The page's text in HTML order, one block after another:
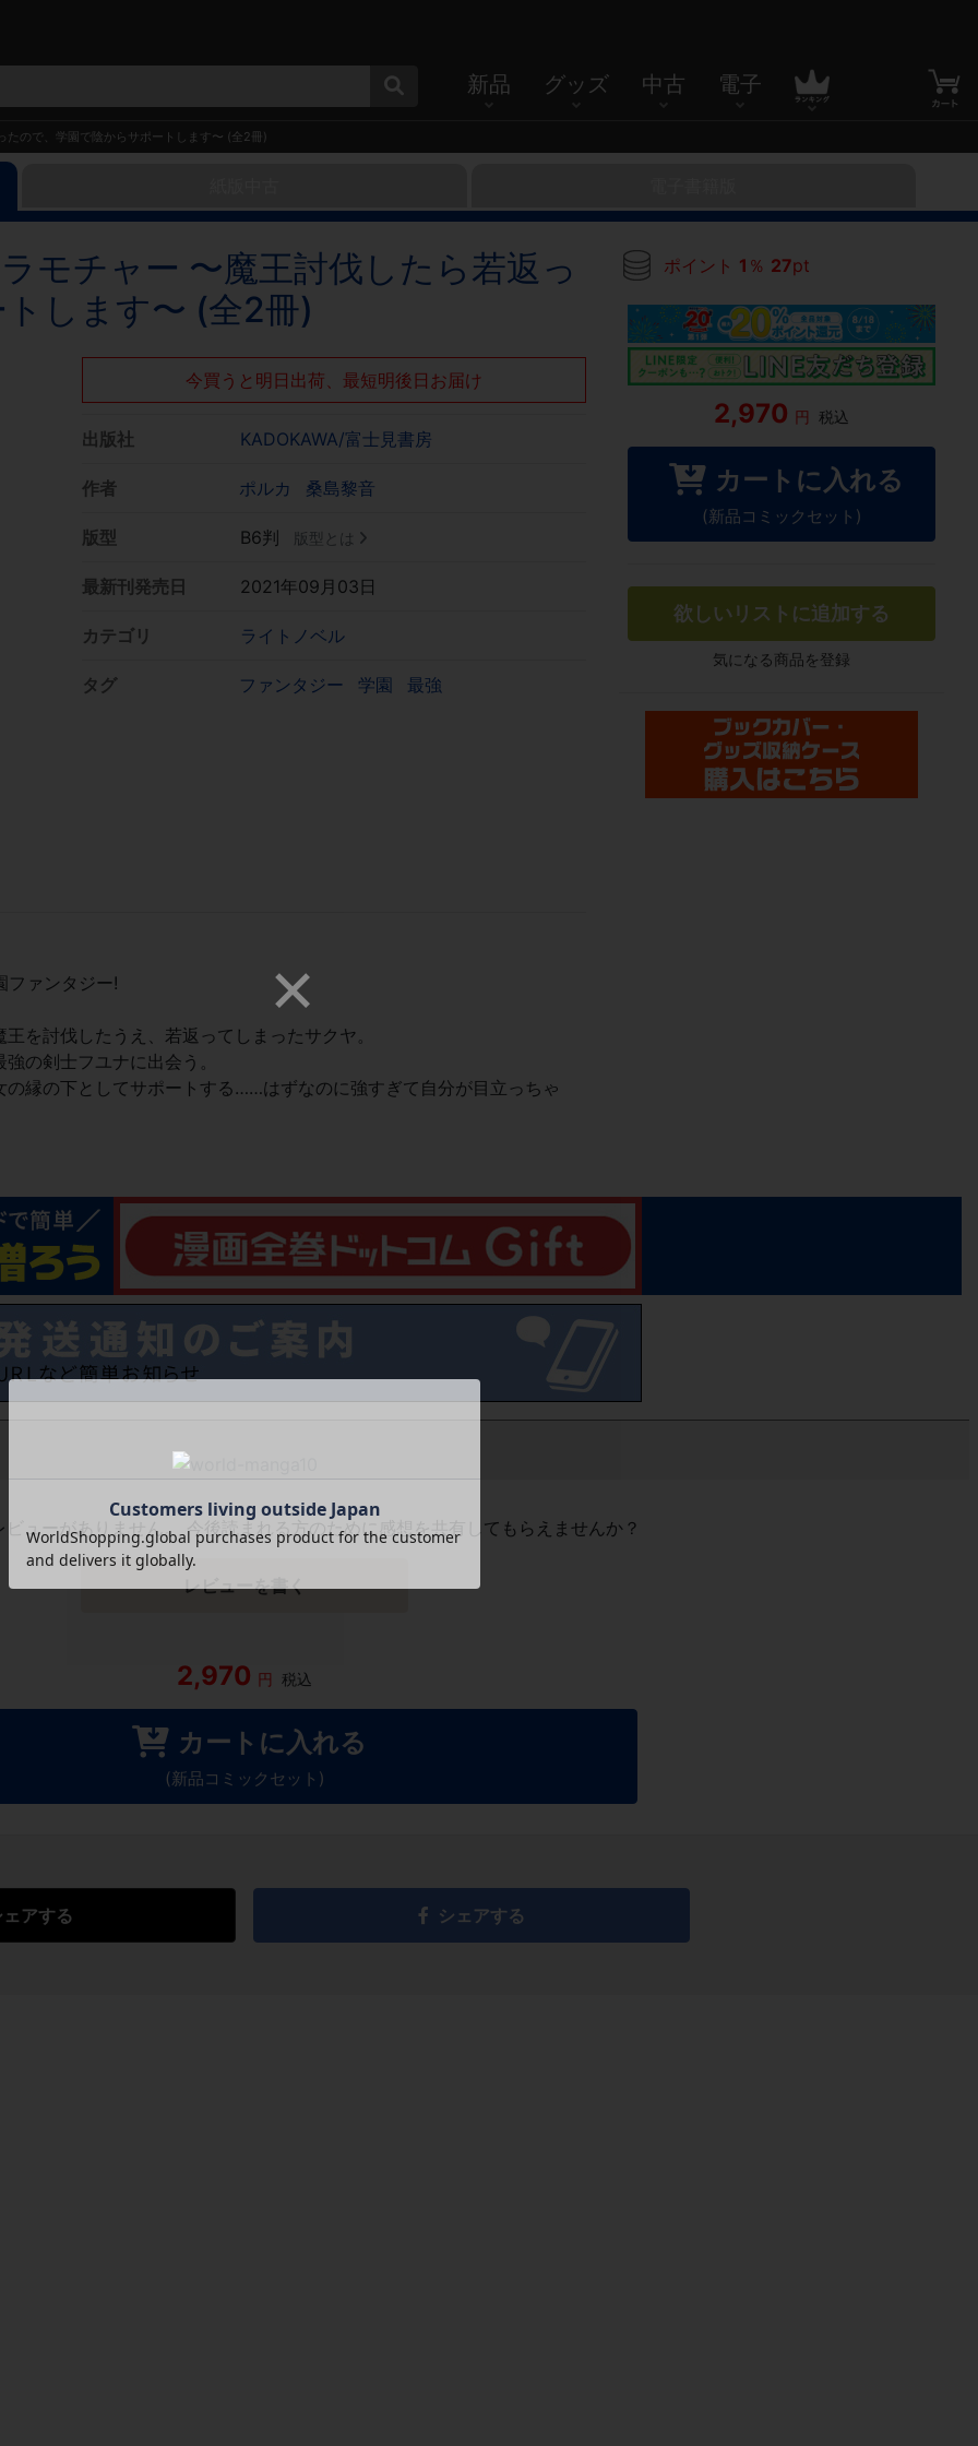
新品 グッズ 中古 電子
ので、学園で陰からサポートします〜 (全2冊)
モチャー 〜魔王討伐したら若返っ
します〜 (全2冊)
今買うと明日出荷、最短明後日お届け
出版社 KADOKAWA/富士見書房
作者 ポルカ 桑島黎音
版型 B6判 版型とは
最新刊発売日 2021年09月03日
カテゴリ ライトノベル
タグ ファンタジー 学園 最強
ファンタジー!
を討伐したうえ、若返ってしまったサクヤ。
の剣士フユナに出会う。
縁の下としてサポートする……はずなのに強すぎて自分が目立っちゃ
ポイント 1 ％ 27pt
2,970 円 税込
カートに入れる
(新品コミックセット)
欲しいリストに追加する
気になる商品を登録
ューがありません。 今後読まれる方のために感想を共有してもらえませんか？
レビューを書く
2,970 円 税込
カートに入れる
(新品コミックセット)
アする シェアする